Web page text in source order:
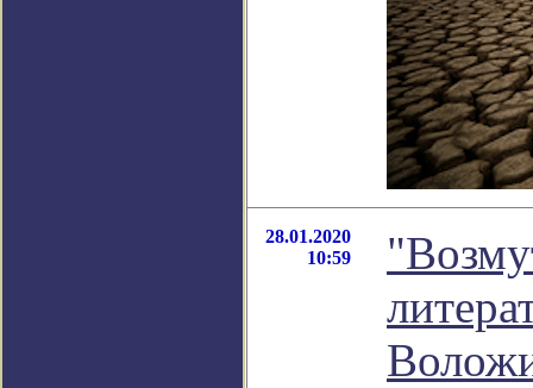
28.01.2020
10:59